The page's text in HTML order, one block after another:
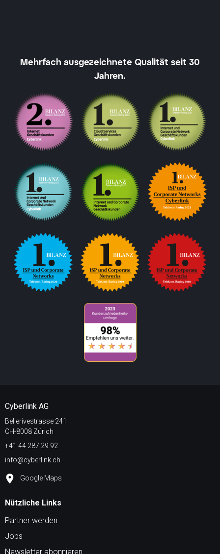
Mehrfach ausgezeichnete Qualität seit 30
Jahren.
Cyberlink AG
Bellerivestrasse 241
CH-8008 Zürich
+41 44 287 29 92
info@cyberlink.ch
Google Maps
Nützliche Links
Partner werden
Jobs
Newsletter abonnieren